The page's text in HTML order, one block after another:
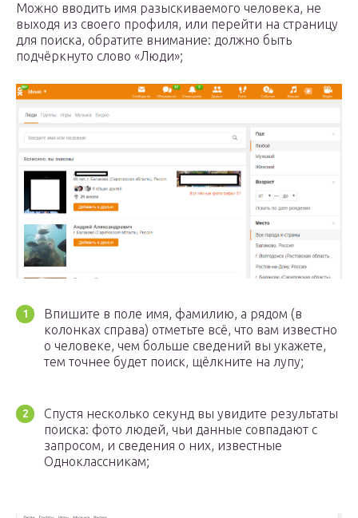
Можно вводить имя разыскиваемого человека, не
выходя из своего профиля, или перейти на страницу
для поиска, обратите внимание: должно быть
подчёркнуто слово «Люди»;
Впишите в поле имя, фамилию, а рядом (в
колонках справа) отметьте всё, что вам известно
о человеке, чем больше сведений вы укажете,
тем точнее будет поиск, щёлкните на лупу;
Спустя несколько секунд вы увидите результаты
поиска: фото людей, чьи данные совпадают с
запросом, и сведения о них, известные
Одноклассникам;